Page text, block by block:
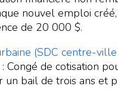
nouvel emploi créé,
de 20 000 $.
(SDC centre-
: Congé de cotisation
un bail de trois ans et